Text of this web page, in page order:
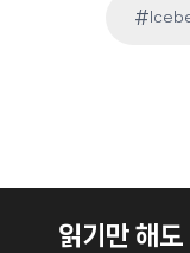
#
읽기만 해